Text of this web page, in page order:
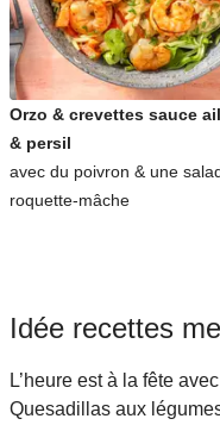
Orzo & crevettes sauce
& persil
avec du poivron & une
roquette-mâche
Idée recettes
L’heure est à la fête
Quesadillas aux